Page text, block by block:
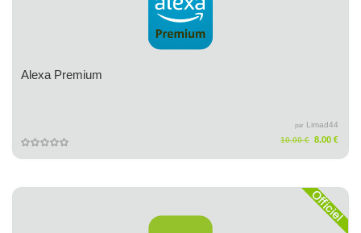
Alexa Premium
par Limad44
10.00 € 8.00 €